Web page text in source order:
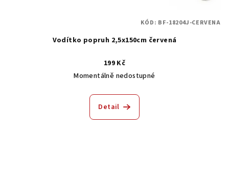
Vodítko popruh 2,5x150cm červená
199 Kč
Momentálně nedostupné
Detail
KÓD: BF-18204J-CERVENA